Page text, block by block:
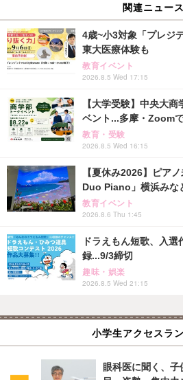
関連ニュース
4歳~小3対象「プレジ
東大医療体験も
教育イベント
2026.8.5 Wed 17:15
【大学受験】中央大
ベント...多摩・Zoom
教育・受験
2026.8.5 Wed 16:15
【夏休み2026】ピア
Duo Piano」横浜みな
教育イベント
2026.8.6 Thu 1:45
ドラえもん短歌、入
録...9/3締切
趣味・娯楽
2026.8.5 Wed 21:15
小学生アクセスラ
眼科医に聞く、